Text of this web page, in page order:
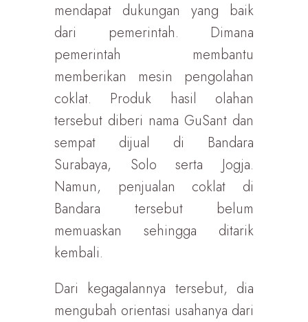
mendapat dukungan yang baik
dari pemerintah. Dimana
pemerintah membantu
memberikan mesin pengolahan
coklat. Produk hasil olahan
tersebut diberi nama GuSant dan
sempat dijual di Bandara
Surabaya, Solo serta Jogja.
Namun, penjualan coklat di
Bandara tersebut belum
memuaskan sehingga ditarik
kembali.
Dari kegagalannya tersebut, dia
mengubah orientasi usahanya dari